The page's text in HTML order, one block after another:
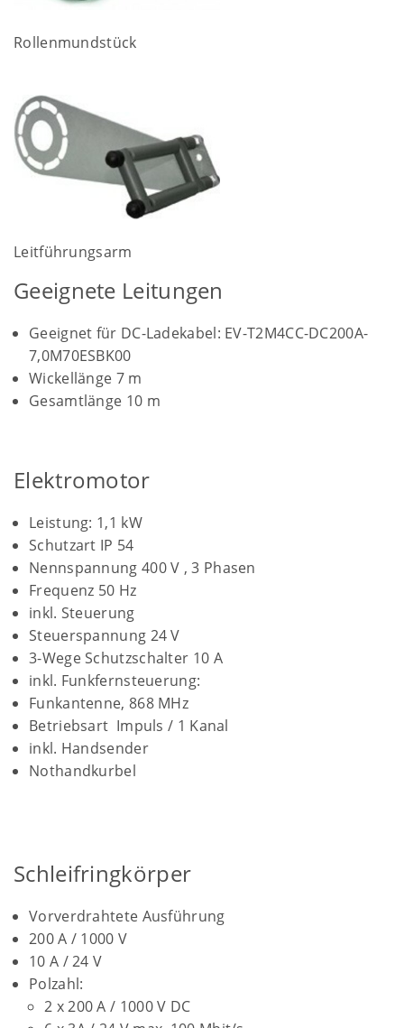
Rollenmundstück
Leitführungsarm
Geeignete Leitungen
Geeignet für DC-Ladekabel: EV-T2M4CC-DC200A-
7,0M70ESBK00
Wickellänge 7 m
Gesamtlänge 10 m
Elektromotor
Leistung: 1,1 kW
Schutzart IP 54
Nennspannung 400 V , 3 Phasen
Frequenz 50 Hz
inkl. Steuerung
Steuerspannung 24 V
3-Wege Schutzschalter 10 A
inkl. Funkfernsteuerung:
Funkantenne, 868 MHz
Betriebsart Impuls / 1 Kanal
inkl. Handsender
Nothandkurbel
Schleifringkörper
Vorverdrahtete Ausführung
200 A / 1000 V
10 A / 24 V
Polzahl:
2 x 200 A / 1000 V DC